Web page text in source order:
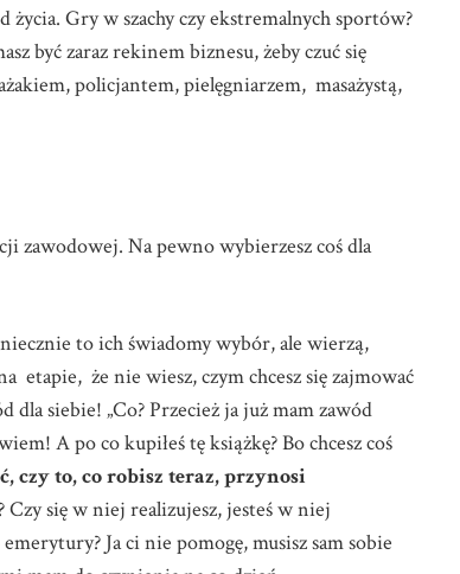
życia. Gry w szachy czy ekstremalnych sportów?
być zaraz rekinem biznesu, żeby czuć się
policjantem, pielęgniarzem, masażystą,
zawodowej. Na pewno wybierzesz coś dla
to ich świadomy wybór, ale wierzą,
że nie wiesz, czym chcesz się zajmować
siebie! „Co? Przecież ja już mam zawód
A po co kupiłeś tę książkę? Bo chcesz coś
czy to, co robisz teraz, przynosi
Czy się w niej realizujesz, jesteś w niej
Ja ci nie pomogę, musisz sam sobie